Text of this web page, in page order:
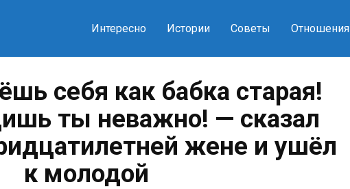
Интересно Истории Советы Отношения
себя как бабка старая!
ты неважно! — сказал
жене и ушёл
к молодой